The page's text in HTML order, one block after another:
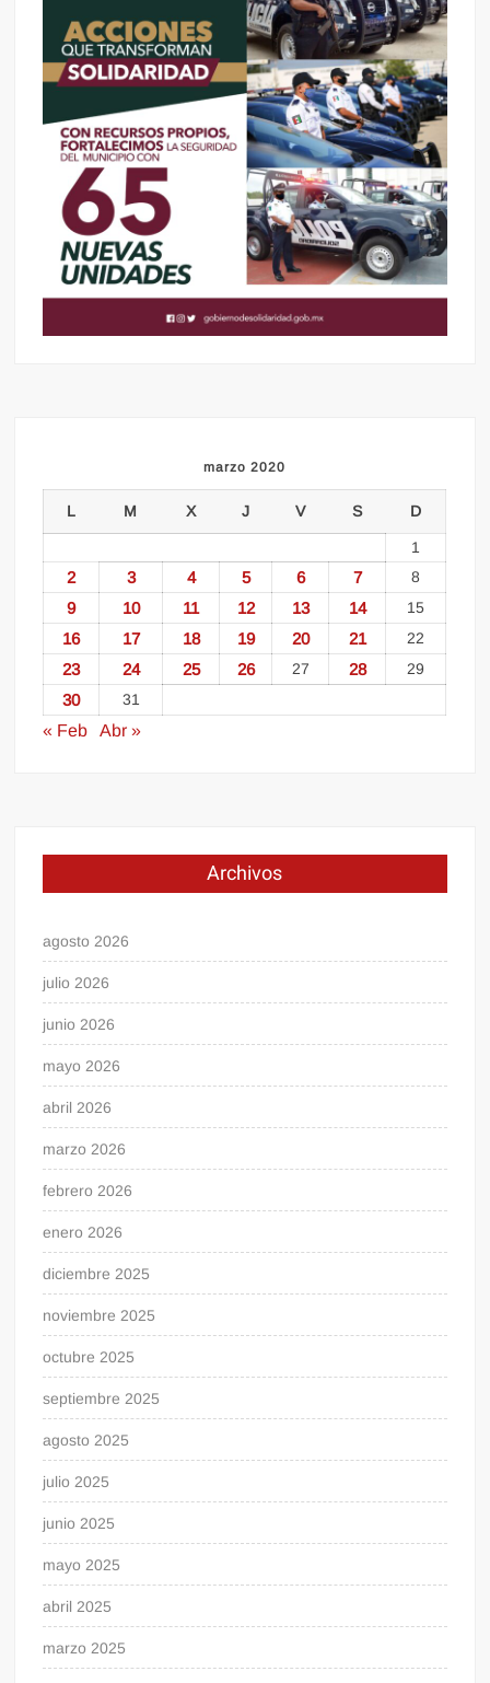
marzo 2020
L M X J V S D
1
2 3 4 5 6 7 8
9 10 11 12 13 14 15
16 17 18 19 20 21 22
23 24 25 26 27 28 29
30 31
« Feb Abr »
Archivos
agosto 2026
julio 2026
junio 2026
mayo 2026
abril 2026
marzo 2026
febrero 2026
enero 2026
diciembre 2025
noviembre 2025
octubre 2025
septiembre 2025
agosto 2025
julio 2025
junio 2025
mayo 2025
abril 2025
marzo 2025